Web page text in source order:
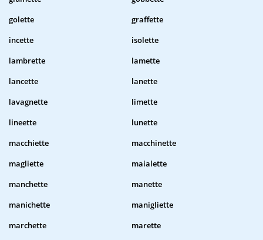
golette
graffette
incette
isolette
lambrette
lamette
lancette
lanette
lavagnette
limette
lineette
lunette
macchiette
macchinette
magliette
maialette
manchette
manette
manichette
manigliette
marchette
marette